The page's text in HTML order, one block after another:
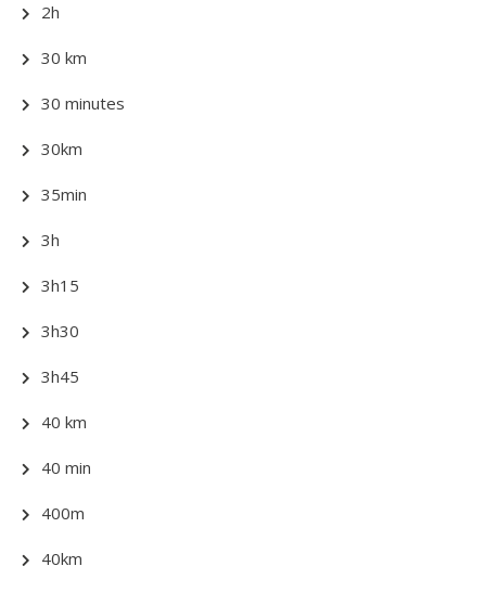
2h
30 km
30 minutes
30km
35min
3h
3h15
3h30
3h45
40 km
40 min
400m
40km